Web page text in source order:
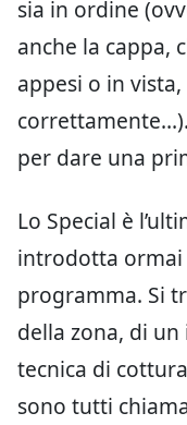
sia in ordine
anche la cappa,
appesi o in
per dare una
Lo Special è
introdotta ormai
programma. Si
della zona, di
tecnica di
sono tutti